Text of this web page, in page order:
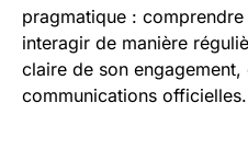
pragmatique :
interagir de manière
claire de son engagement,
communications officielles.